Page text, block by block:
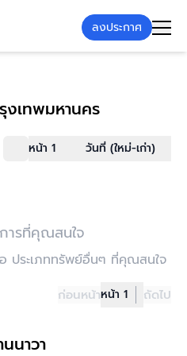
ลงประกาศ
งเทพมหานคร
หน้า 1 วันที่ (ใหม่-เก่า)
ารที่คุณสนใจ
ประเภททรัพย์อื่นๆ ที่คุณสนใจ
ก่อนหน้าหน้า 1 ถัดไป
นาวา